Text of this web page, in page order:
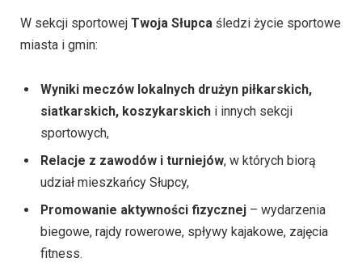
W sekcji sportowej Twoja Słupca śledzi życie sportowe
miasta i gmin:
Wyniki meczów lokalnych drużyn piłkarskich,
siatkarskich, koszykarskich i innych sekcji
sportowych,
Relacje z zawodów i turniejów, w których biorą
udział mieszkańcy Słupcy,
Promowanie aktywności fizycznej – wydarzenia
biegowe, rajdy rowerowe, spływy kajakowe, zajęcia
fitness.